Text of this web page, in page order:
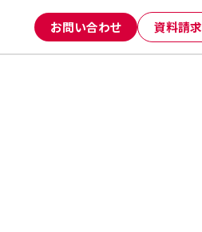
お問い合わせ 資料請求